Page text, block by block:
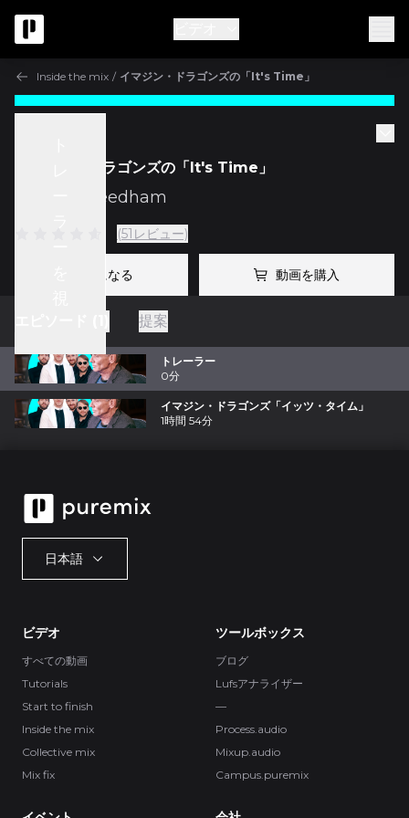
Inside the mix / イマジン・ドラゴンズの「It's Time」
イマジン・ドラゴンズの「It's Time」
Mark Needham
(51レビュー)
プロになる 動画を購入
提案
トレーラー
0分
イマジン・ドラゴンズ「イッツ・タイム」
1時間 54分
日本語
ビデオ
すべての動画
Tutorials
Start to finish
Inside the mix
Collective mix
Mix fix
ツールボックス
ブログ
Lufsアナライザー
—
Process.audio
Mixup.audio
Campus.puremix